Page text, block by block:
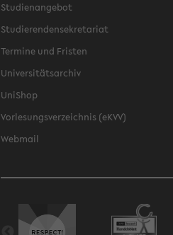
Studienangebot
Studierendensekretariat
Termine und Fristen
Universitätsarchiv
UniShop
Vorlesungsverzeichnis (eKVV)
Webmail